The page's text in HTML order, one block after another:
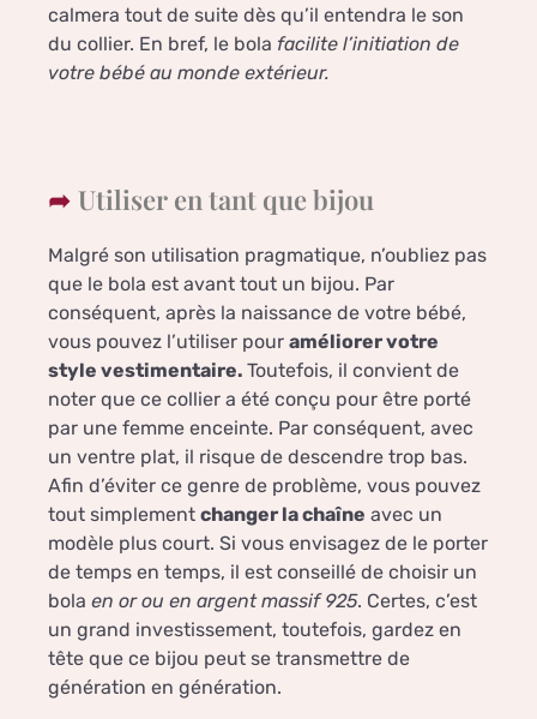
calmera tout de suite dès qu’il entendra le son
du collier. En bref, le bola facilite l’initiation de
votre bébé au monde extérieur.
Utiliser en tant que bijou
Malgré son utilisation pragmatique, n’oubliez pas
que le bola est avant tout un bijou. Par
conséquent, après la naissance de votre bébé,
vous pouvez l’utiliser pour améliorer votre
style vestimentaire. Toutefois, il convient de
noter que ce collier a été conçu pour être porté
par une femme enceinte. Par conséquent, avec
un ventre plat, il risque de descendre trop bas.
Afin d’éviter ce genre de problème, vous pouvez
tout simplement changer la chaîne avec un
modèle plus court. Si vous envisagez de le porter
de temps en temps, il est conseillé de choisir un
bola en or ou en argent massif 925. Certes, c’est
un grand investissement, toutefois, gardez en
tête que ce bijou peut se transmettre de
génération en génération.